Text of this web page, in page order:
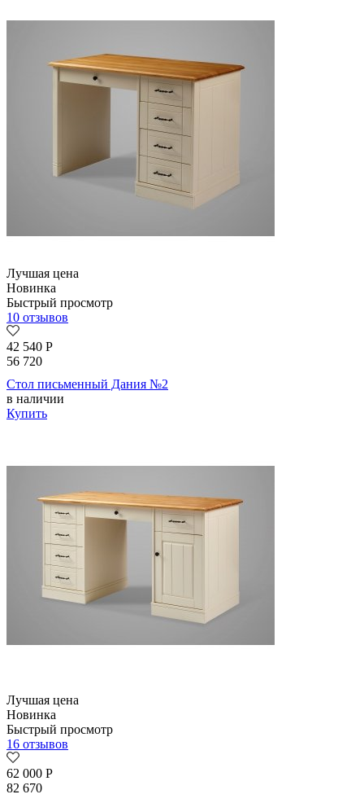
Лучшая цена
Новинка
Быстрый просмотр
10 отзывов
42 540 Р
56 720
Стол письменный Дания №2
в наличии
Купить
Лучшая цена
Новинка
Быстрый просмотр
16 отзывов
62 000 Р
82 670